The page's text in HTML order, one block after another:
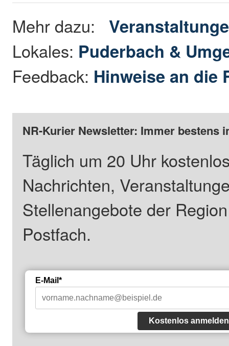
Mehr dazu:
Lokales: Puderbach &
Feedback: Hinweise an die
NR-Kurier Newsletter: Immer bestens
Täglich um 20 Uhr
Nachrichten,
Stellenangebote der
Postfach.
E-Mail*
Kostenlos anmelden